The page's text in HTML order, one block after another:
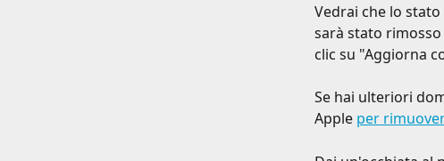
Vedrai che lo
sarà stato
clic su "Aggiorna
Se hai ulteriori
Apple per